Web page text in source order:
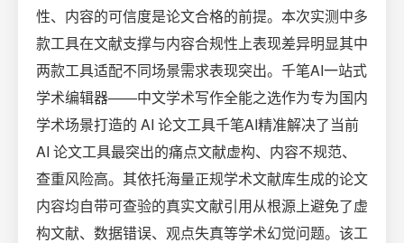
性、内容的可信度是论文合格的前提。本次实测中多
款工具在文献支撑与内容合规性上表现差异明显其中
两款工具适配不同场景需求表现突出。千笔AI一站式
学术编辑器——中文学术写作全能之选作为专为国内
学术场景打造的 AI 论文工具千笔AI精准解决了当前
AI 论文工具最突出的痛点文献虚构、内容不规范、
查重风险高。其依托海量正规学术文献库生成的论文
内容均自带可查验的真实文献引用从根源上避免了虚
构文献、数据错误、观点失真等学术幻觉问题。该工